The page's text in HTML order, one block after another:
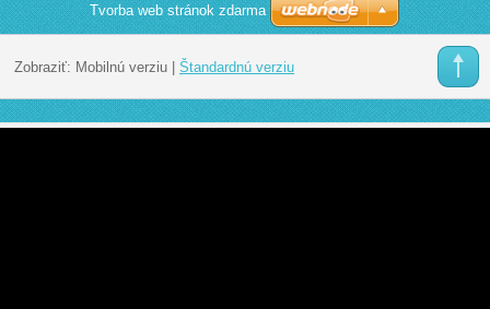
Tvorba web stránok zdarma
Zobraziť: Mobilnú verziu| Štandardnú verziu